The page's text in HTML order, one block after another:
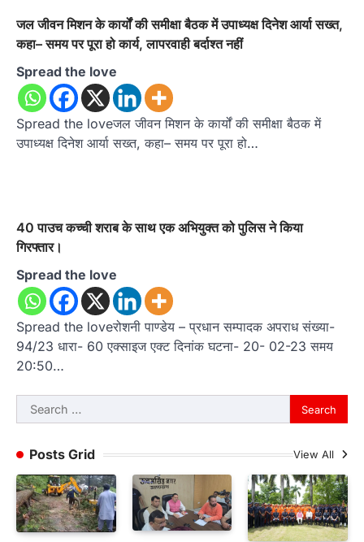
जल जीवन मिशन के कार्यों की समीक्षा बैठक में उपाध्यक्ष दिनेश आर्या सख्त,
कहा– समय पर पूरा हो कार्य, लापरवाही बर्दाश्त नहीं
Spread the love
Spread the loveजल जीवन मिशन के कार्यों की समीक्षा बैठक में
उपाध्यक्ष दिनेश आर्या सख्त, कहा– समय पर पूरा हो…
40 पाउच कच्ची शराब के साथ एक अभियुक्त को पुलिस ने किया
गिरफ्तार।
Spread the love
Spread the loveरोशनी पाण्डेय – प्रधान सम्पादक अपराध संख्या-
94/23 धारा- 60 एक्साइज एक्ट दिनांक घटना- 20- 02-23 समय
20:50…
Search
for:
Posts Grid
View All